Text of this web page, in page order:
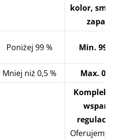
kolor, smak
zapach
Poniżej 99 % Min. 99,5
Mniej niż 0,5 % Max. 0,5
wsparcie
Oferujemy